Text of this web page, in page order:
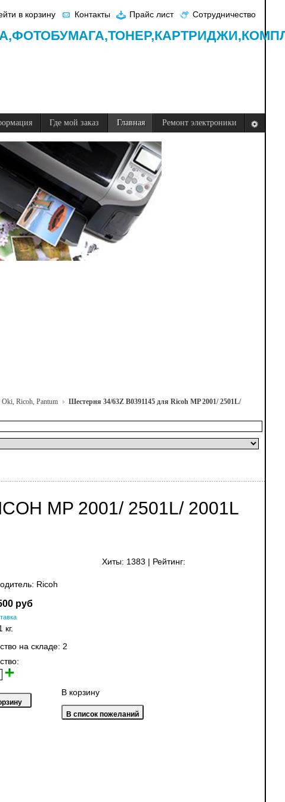
в корзину Контакты Прайс лист Сотрудничество
ФОТОБУМАГА,ТОНЕР,КАРТРИДЖИ,
Где мой заказ Главная Ремонт электроники
Oki, Ricoh, Pantum
Шестерня 34/63Z B0391145 для Ricoh MP 2001/ 2501L/
MP 2001/ 2501L/ 2001L
Хиты: 1383 Рейтинг:
Ricoh
руб
кг.
на складе: 2
В корзину